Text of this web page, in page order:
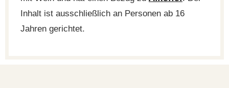
Inhalt ist ausschließlich an Personen ab 16
Jahren gerichtet.